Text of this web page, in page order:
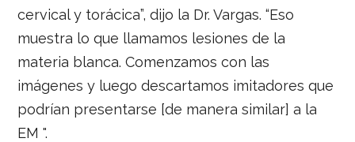
cervical y torácica”, dijo la Dr. Vargas. “Eso
muestra lo que llamamos lesiones de la
materia blanca. Comenzamos con las
imágenes y luego descartamos imitadores que
podrían presentarse [de manera similar] a la
EM ".